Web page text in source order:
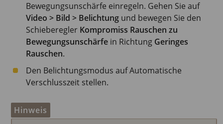
Bewegungsunschärfe einregeln. Gehen Sie auf
Video > Bild > Belichtung und bewegen Sie den
Schieberegler Kompromiss Rauschen zu
Bewegungsunschärfe in Richtung Geringes
Rauschen.
Den Belichtungsmodus auf Automatische
Verschlusszeit stellen.
Hinweis